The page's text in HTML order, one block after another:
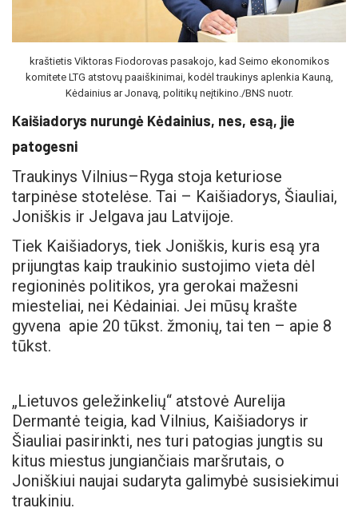
kraštietis Viktoras Fiodorovas pasakojo, kad Seimo ekonomikos
komitete LTG atstovų paaiškinimai, kodėl traukinys aplenkia Kauną,
Kėdainius ar Jonavą, politikų neįtikino./BNS nuotr.
Kaišiadorys nurungė Kėdainius, nes, esą, jie
patogesni
Traukinys Vilnius–Ryga stoja keturiose
tarpinėse stotelėse. Tai – Kaišiadorys, Šiauliai,
Joniškis ir Jelgava jau Latvijoje.
Tiek Kaišiadorys, tiek Joniškis, kuris esą yra
prijungtas kaip traukinio sustojimo vieta dėl
regioninės politikos, yra gerokai mažesni
miesteliai, nei Kėdainiai. Jei mūsų krašte
gyvena apie 20 tūkst. žmonių, tai ten – apie 8
tūkst.
„Lietuvos geležinkelių“ atstovė Aurelija
Dermantė teigia, kad Vilnius, Kaišiadorys ir
Šiauliai pasirinkti, nes turi patogias jungtis su
kitus miestus jungiančiais maršrutais, o
Joniškiui naujai sudaryta galimybė susisiekimui
traukiniu.